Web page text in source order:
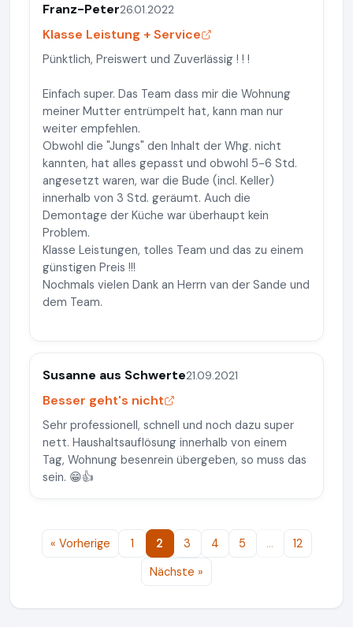
Franz-Peter26.01.2022
Klasse Leistung + Service
Pünktlich, Preiswert und Zuverlässig ! ! !
Einfach super. Das Team dass mir die Wohnung
meiner Mutter entrümpelt hat, kann man nur
weiter empfehlen.
Obwohl die "Jungs" den Inhalt der Whg. nicht
kannten, hat alles gepasst und obwohl 5-6 Std.
angesetzt waren, war die Bude (incl. Keller)
innerhalb von 3 Std. geräumt. Auch die
Demontage der Küche war überhaupt kein
Problem.
Klasse Leistungen, tolles Team und das zu einem
günstigen Preis !!!
Nochmals vielen Dank an Herrn van der Sande und
dem Team.
Susanne aus Schwerte21.09.2021
Besser geht's nicht
Sehr professionell, schnell und noch dazu super
nett. Haushaltsauflösung innerhalb von einem
Tag, Wohnung besenrein übergeben, so muss das
sein. 😁👍
« Vorherige 1 2 3 4 5 …
12
Nächste »